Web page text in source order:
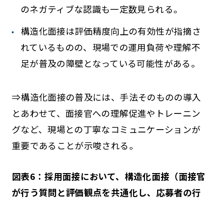
のネガティブな認識も一定数見られる。
構造化面接は評価精度向上の有効性が指摘さ
れているものの、現場での運用負荷や理解不
足が普及の障壁となっている可能性がある。
⇒構造化面接の普及には、手法そのものの導入
とあわせて、面接官への理解促進やトレーニン
グなど、現場との丁寧なコミュニケーションが
重要であることが示唆される。
図表6：採用面接において、構造化面接（面接官
が行う質問と評価観点を共通化し、応募者の行